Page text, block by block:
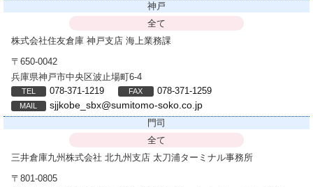
神戸
全て
株式会社住友倉庫 神戸支店 海上業務課
〒650-0042
兵庫県神戸市中央区波止場町6-4
078-371-1219
078-371-1259
sjjkobe_sbx@sumitomo-soko.co.jp
門司
全て
三井倉庫九州株式会社 北九州支店 太刀浦ターミナル事務所
〒801-0805